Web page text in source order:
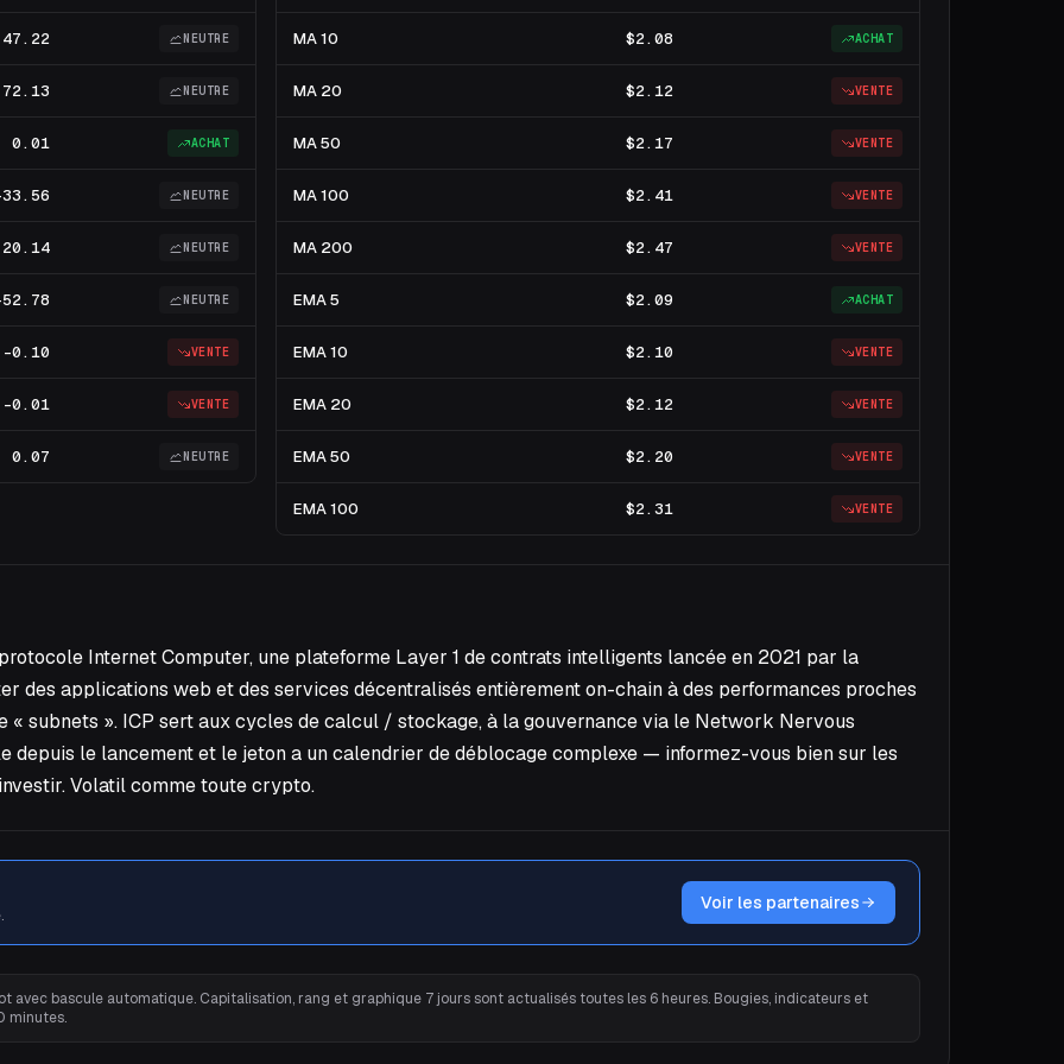
47.22 NEUTRE
72.13 NEUTRE
0.01 ACHAT
NEUTRE
20.14 NEUTRE
NEUTRE
-0.10 VENTE
-0.01 VENTE
0.07 NEUTRE
MA 10 $2.08 ACHAT
MA 20 $2.12 VENTE
MA 50 $2.17 VENTE
MA 100 $2.41 VENTE
MA 200 $2.47 VENTE
EMA 5 $2.09 ACHAT
EMA 10 $2.10 VENTE
EMA 20 $2.12 VENTE
EMA 50 $2.20 VENTE
EMA 100 $2.31 VENTE
Internet Computer, une plateforme Layer 1 de contrats intelligents lancée en 2021 par la
des applications web et des services décentralisés entièrement on-chain à des performances proches
« subnets ». ICP sert aux cycles de calcul / stockage, à la gouvernance via le Network Nervous
depuis le lancement et le jeton a un calendrier de déblocage complexe — informez-vous bien sur les
Volatil comme toute crypto.
Voir les partenaires
avec bascule automatique. Capitalisation, rang et graphique 7 jours sont actualisés toutes les 6 heures. Bougies, indicateurs et
minutes.